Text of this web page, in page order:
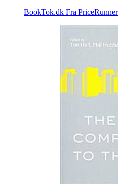
BookTok.dk Fra PriceRunner